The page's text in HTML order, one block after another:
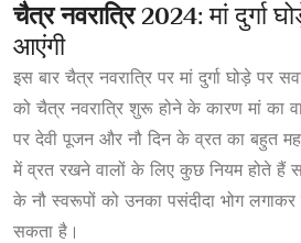
चैत्र नवरात्रि 2024:मां दुर्गा
आएंगी
इस बार चैत्र नवरात्रि पर मां दुर्गा घोड़े पर
को चैत्र नवरात्रि शुरू होने के कारण मां का
पर देवी पूजन और नौ दिन के व्रत का बहुत
में व्रत रखने वालों के लिए कुछ नियम होते हैं
के नौ स्वरूपों को उनका पसंदीदा भोग लगाकर
सकता है।